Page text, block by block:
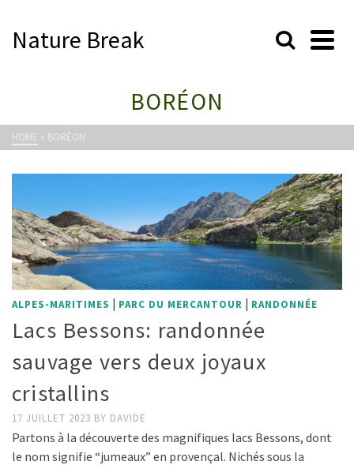
Nature Break
BORÉON
HOME » BORÉON
ALPES-MARITIMES | PARC DU MERCANTOUR | RANDONNÉE
Lacs Bessons: randonnée
sauvage vers deux joyaux
cristallins
17 JUILLET 2023 BY DAVIDE
Partons à la découverte des magnifiques lacs Bessons, dont
le nom signifie “jumeaux” en provençal. Nichés sous la